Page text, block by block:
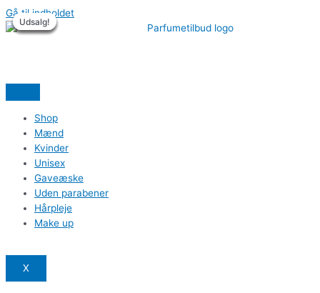
Gå til indholdet
Shop
Mænd
Kvinder
Unisex
Gaveæske
Uden parabener
Hårpleje
Make up
X
Udsalg!
Udsalg!
Udsalg!
Udsalg!
Udsalg!
Udsalg!